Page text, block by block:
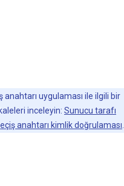
uygulaması ile ilgili bir
inceleyin: Sunucu tarafı
anahtarı kimlik doğrulaması